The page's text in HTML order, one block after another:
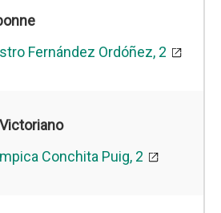
Fernández Ordóñez, 2
Conchita Puig, 2